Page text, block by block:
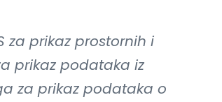
za prikaz prostornih i
prikaz podataka iz
za prikaz podataka o